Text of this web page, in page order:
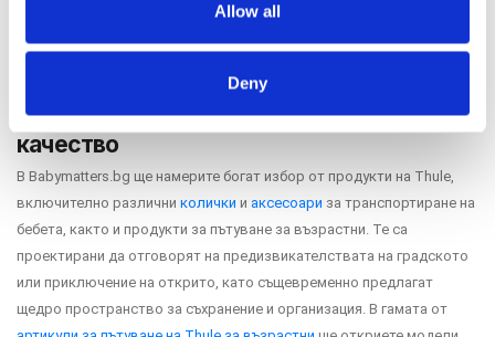
Allow all
Deny
Политика за доставка и връщане
Гаранция на продукта
Контакт
Copyright 2026 BabyMatters
Thule – изборът, с който няма да
сбъркате, когато става въпрос за
качество
В Babymatters.bg ще намерите богат избор от продукти на Thule,
включително различни колички и аксесоари за транспортиране на
бебета, както и продукти за пътуване за възрастни. Те са
проектирани да отговорят на предизвикателствата на градското
или приключение на открито, като същевременно предлагат
щедро пространство за съхранение и организация. В гамата от